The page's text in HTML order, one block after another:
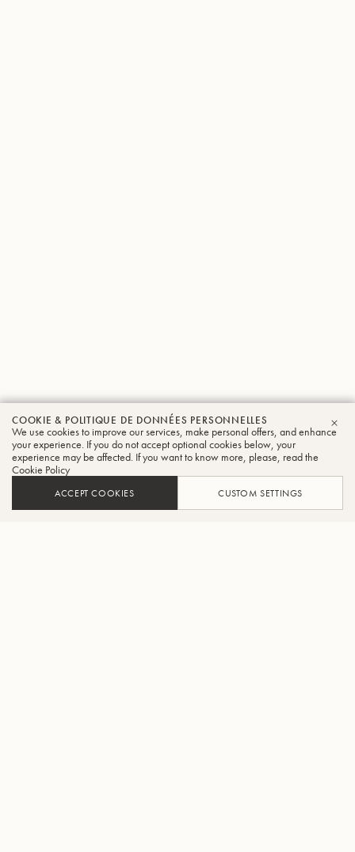
COOKIE & POLITIQUE DE DONNÉES PERSONNELLES
We use cookies to improve our services, make personal offers, and enhance
your experience. If you do not accept optional cookies below, your
experience may be affected. If you want to know more, please, read the
Cookie Policy
ACCEPT COOKIES CUSTOM SETTINGS